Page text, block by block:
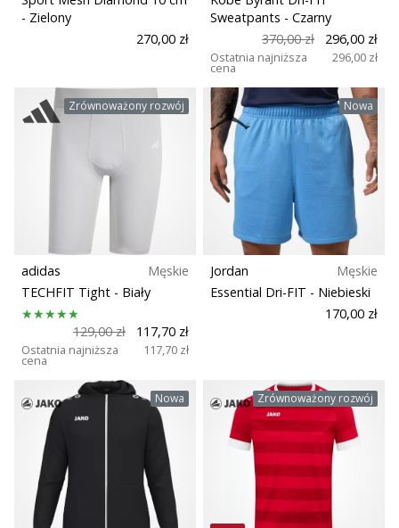
- Zielony
270,00 zł
Sweatpants - Czarny
370,00 zł
296,00 zł
Ostatnia najniższa
cena
296,00 zł
Zrównoważony rozwój
adidas
Męskie
TECHFIT Tight - Biały
129,00 zł 117,70 zł
Ostatnia najniższa
cena
117,70 zł
Nowa
Jordan
Męskie
Essential Dri-FIT - Niebieski
170,00 zł
Nowa Zrównoważony rozwój